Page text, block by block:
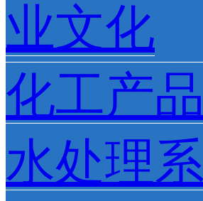
业文化
化工产品
水处理